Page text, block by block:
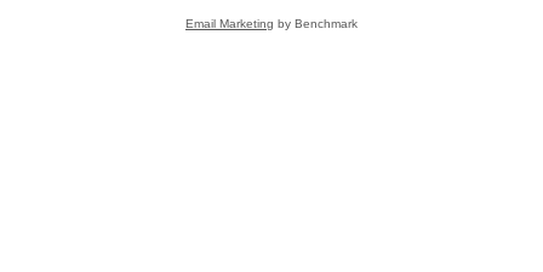
Email Marketing by Benchmark